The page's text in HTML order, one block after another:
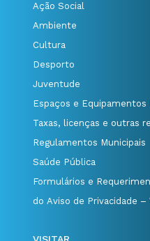
Ação Social
Ambiente
Cultura
Desporto
Juventude
Espaços e Equipamentos
Taxas, licenças e outras
Regulamentos Municipais
Saúde Pública
Formulários e
do Aviso de Privacidade –